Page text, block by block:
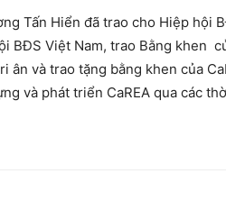
Tấn Hiển đã trao cho Hiệp hội
BĐS Việt Nam, trao Bằng khen
ân và trao tặng bằng khen của
và phát triển CaREA qua các